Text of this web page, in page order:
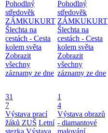
Pohodlný
středověk
ZÁMKUKURT
Šlechta na
cestách - Cesta
kolem světa
Zobrazit
všechny
záznamy ze dne
Pohodlný
středověk
ZÁMKUKURT
Šlechta na
cestách - Cesta
kolem světa
Zobrazit
všechny
záznamy ze dne
31
7
Výstava prací
žáků ZUŠ Letní
1
4
Výstava obrazů
- diamantové